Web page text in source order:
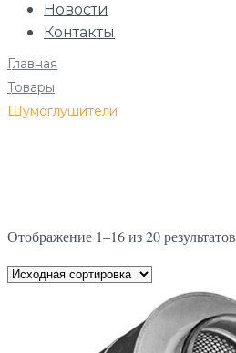
Новости
Контакты
Главная
/
Товары
/
Шумоглушители
Отображение 1–16 из 20 результатов